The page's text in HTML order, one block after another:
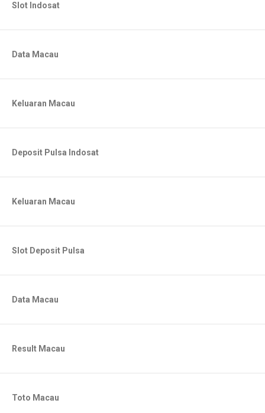
Slot Indosat
Data Macau
Keluaran Macau
Deposit Pulsa Indosat
Keluaran Macau
Slot Deposit Pulsa
Data Macau
Result Macau
Toto Macau